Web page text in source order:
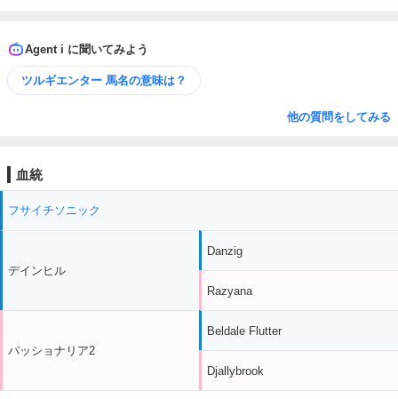
Agent i に聞いてみよう
ツルギエンター 馬名の意味は？
他の質問をしてみる
血統
フサイチソニック
デインヒル
パッショナリア2
Danzig
Razyana
Beldale Flutter
Djallybrook